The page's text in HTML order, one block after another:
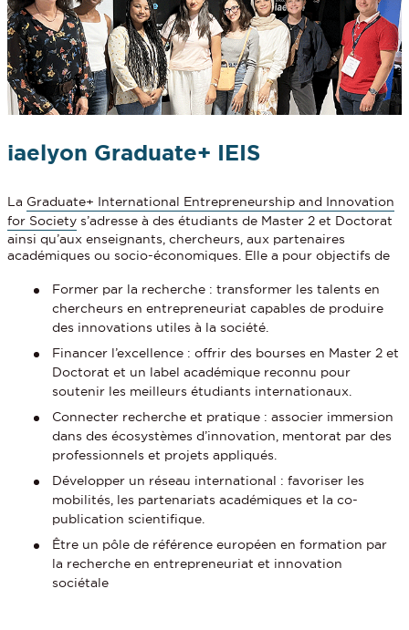
iaelyon Graduate+ IEIS
La Graduate+ International Entrepreneurship and Innovation
for Society s’adresse à des étudiants de Master 2 et Doctorat
ainsi qu’aux enseignants, chercheurs, aux partenaires
académiques ou socio-économiques. Elle a pour objectifs de
Former par la recherche : transformer les talents en
chercheurs en entrepreneuriat capables de produire
des innovations utiles à la société.
Financer l’excellence : offrir des bourses en Master 2 et
Doctorat et un label académique reconnu pour
soutenir les meilleurs étudiants internationaux.
Connecter recherche et pratique : associer immersion
dans des écosystèmes d’innovation, mentorat par des
professionnels et projets appliqués.
Développer un réseau international : favoriser les
mobilités, les partenariats académiques et la co-
publication scientifique.
Être un pôle de référence européen en formation par
la recherche en entrepreneuriat et innovation
sociétale